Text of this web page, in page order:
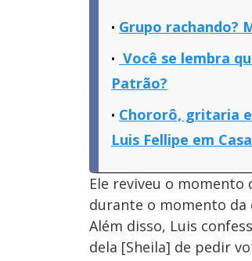
Grupo rachando?
Você se lembra
Patrão?
Chororô, gritaria
Luis Fellipe em
Ele reviveu o momento
durante o momento da
Além disso, Luis
dela [Sheila] de pedir